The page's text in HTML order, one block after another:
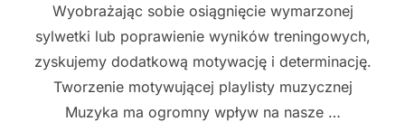
Wyobrażając sobie osiągnięcie wymarzonej
sylwetki lub poprawienie wyników treningowych,
zyskujemy dodatkową motywację i determinację.
Tworzenie motywującej playlisty muzycznej
Muzyka ma ogromny wpływ na nasze …